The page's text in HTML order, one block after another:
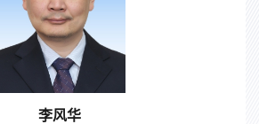
李风华